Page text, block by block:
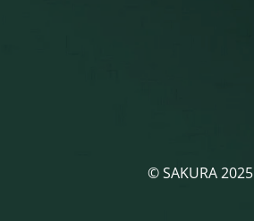
© SAKURA 2025